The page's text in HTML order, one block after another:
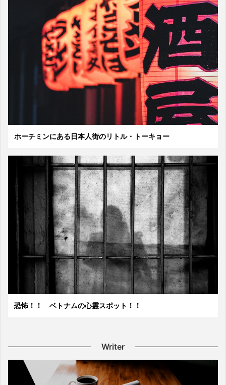
ホーチミンにある日本人街のリトル・トーキョー
恐怖！！ ベトナムの心霊スポット！！
Writer